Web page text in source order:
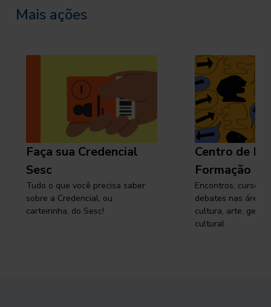
Mais ações
Faça sua Credencial
Sesc
Tudo o que você precisa saber
sobre a Credencial, ou
carteirinha, do Sesc!
Centro de
Formação
Encontros, cursos,
debates nas áreas
cultura, arte,
cultural